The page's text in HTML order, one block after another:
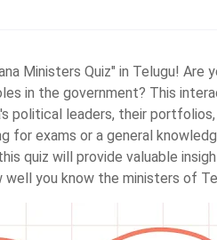
Ministers Quiz" in Telugu! Are
in the government? This
political leaders, their
for exams or a general
quiz will provide valuable
well you know the ministers of